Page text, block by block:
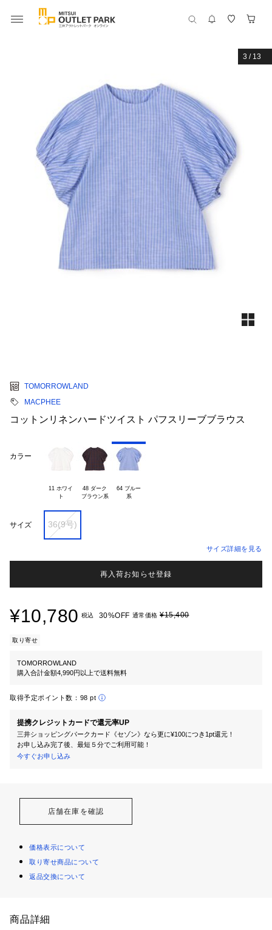
3 / 13
TOMORROWLAND
MACPHEE
コットンリネンハードツイスト パフスリーブブラウス
カラー
11 ホワイ
48 ダーク
ブラウン系
64 ブルー
系
サイズ 36(9号)
サイズ詳細を見る
再入荷お知らせ登録
¥10,780 税込 30%OFF 通常価格 ¥15,400
取り寄せ
TOMORROWLAND
購入合計金額4,990円以上で送料無料
取得予定ポイント数： 98 pt
提携クレジットカードで還元率UP
三井ショッピングパークカード《セゾン》なら更に¥100につき1pt還元！
お申し込み完了後、最短５分でご利用可能！
今すぐお申し込み
店舗在庫を確認
価格表示について
取り寄せ商品について
返品交換について
商品詳細